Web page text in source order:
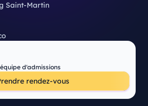
Saint-Martin
d'admissions
rendez-vous